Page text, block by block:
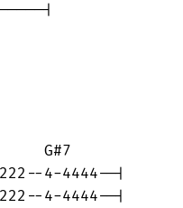
|
G#7
4-4444--|
4-4444--|